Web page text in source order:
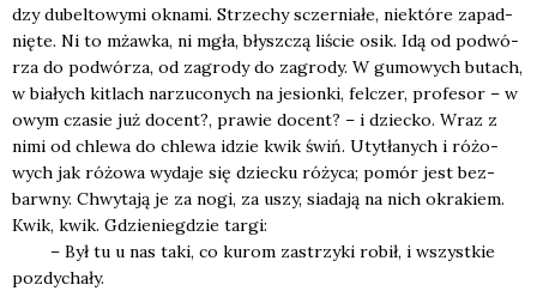
dzy dubel­to­wy­mi okna­mi. Strze­chy sczer­nia­łe, nie­któ­re zapad­
nię­te. Ni to mżaw­ka, ni mgła, błysz­czą liście osik. Idą od podwó­
rza do podwó­rza, od zagro­dy do zagro­dy. W gumo­wych butach,
w bia­łych kitlach narzu­co­nych na jesion­ki, fel­czer, pro­fe­sor – w
owym cza­sie już docent?, pra­wie docent? – i dziec­ko. Wraz z
nimi od chle­wa do chle­wa idzie kwik świń. Uty­tła­nych i różo­
wych jak różo­wa wyda­je się dziec­ku róży­ca; pomór jest bez­
barw­ny. Chwy­ta­ją je za nogi, za uszy, sia­da­ją na nich okra­kiem.
Kwik, kwik. Gdzie­nie­gdzie tar­gi:
– Był tu u nas taki, co kurom zastrzy­ki robił, i wszyst­kie
pozdy­cha­ły.